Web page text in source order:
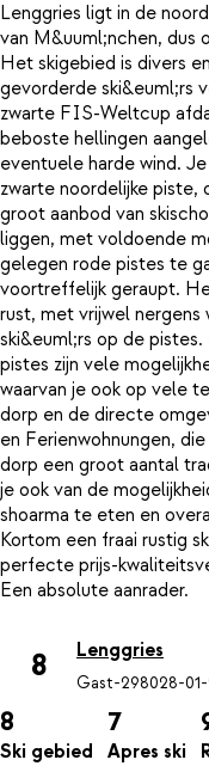
Lenggries ligt in de
van M&uuml;nchen, dus
Het skigebied is divers
gevorderde ski&euml;rs
zwarte FIS-Weltcup
beboste hellingen
eventuele harde wind.
zwarte noordelijke piste,
groot aanbod van
liggen, met voldoende
gelegen rode pistes te
voortreffelijk geraupt.
rust, met vrijwel
ski&euml;rs op de
pistes zijn vele
waarvan je ook op vele
dorp en de directe
en Ferienwohnungen,
dorp een groot aantal
je ook van de
shoarma te eten en
Kortom een fraai rustig
perfecte prijs-
8 Lenggries
Gast-298028-
8
Ski gebied
7
Apres ski